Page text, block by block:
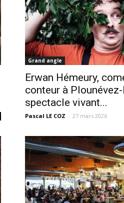
Grand angle
Erwan Hémeury,
conteur à
spectacle vivant...
Pascal LE COZ - 27 mars 2026